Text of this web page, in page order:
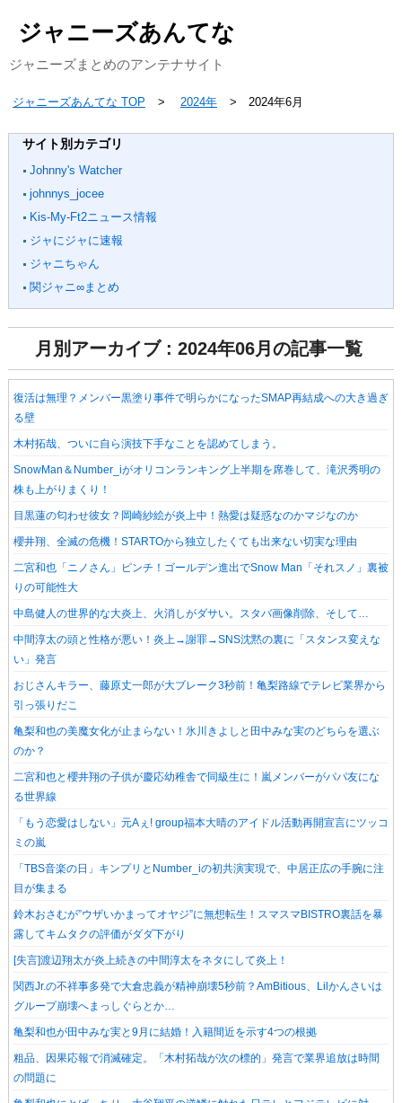
ジャニーズあんてな
ジャニーズまとめのアンテナサイト
ジャニーズあんてな TOP 2024年 2024年6月
サイト別カテゴリ
Johnny's Watcher
johnnys_jocee
Kis-My-Ft2ニュース情報
ジャにジャに速報
ジャニちゃん
関ジャニ∞まとめ
月別アーカイブ : 2024年06月の記事一覧
復活は無理？メンバー黒塗り事件で明らかになったSMAP再結成への大き過ぎ
る壁
木村拓哉、ついに自ら演技下手なことを認めてしまう。
SnowMan＆Number_iがオリコンランキング上半期を席巻して、滝沢秀明の
株も上がりまくり！
目黒蓮の匂わせ彼女？岡崎紗絵が炎上中！熱愛は疑惑なのかマジなのか
櫻井翔、全滅の危機！STARTOから独立したくても出来ない切実な理由
二宮和也「ニノさん」ピンチ！ゴールデン進出でSnow Man「それスノ」裏被
りの可能性大
中島健人の世界的な大炎上、火消しがダサい。スタバ画像削除、そして…
中間淳太の頭と性格が悪い！炎上→謝罪→SNS沈黙の裏に「スタンス変えな
い」発言
おじさんキラー、藤原丈一郎が大ブレーク3秒前！亀梨路線でテレビ業界から
引っ張りだこ
亀梨和也の美魔女化が止まらない！氷川きよしと田中みな実のどちらを選ぶ
のか？
二宮和也と櫻井翔の子供が慶応幼稚舎で同級生に！嵐メンバーがパパ友にな
る世界線
「もう恋愛はしない」元Aぇ! group福本大晴のアイドル活動再開宣言にツッコ
ミの嵐
「TBS音楽の日」キンプリとNumber_iの初共演実現で、中居正広の手腕に注
目が集まる
鈴木おさむが”ウザいかまってオヤジ”に無想転生！スマスマBISTRO裏話を暴
露してキムタクの評価がダダ下がり
[失言]渡辺翔太が炎上続きの中間淳太をネタにして炎上！
関西Jr.の不祥事多発で大倉忠義が精神崩壊5秒前？AmBitious、Lilかんさいは
グループ崩壊へまっしぐらとか…
亀梨和也が田中みな実と9月に結婚！入籍間近を示す4つの根拠
粗品、因果応報で消滅確定。「木村拓哉が次の標的」発言で業界追放は時間
の問題に